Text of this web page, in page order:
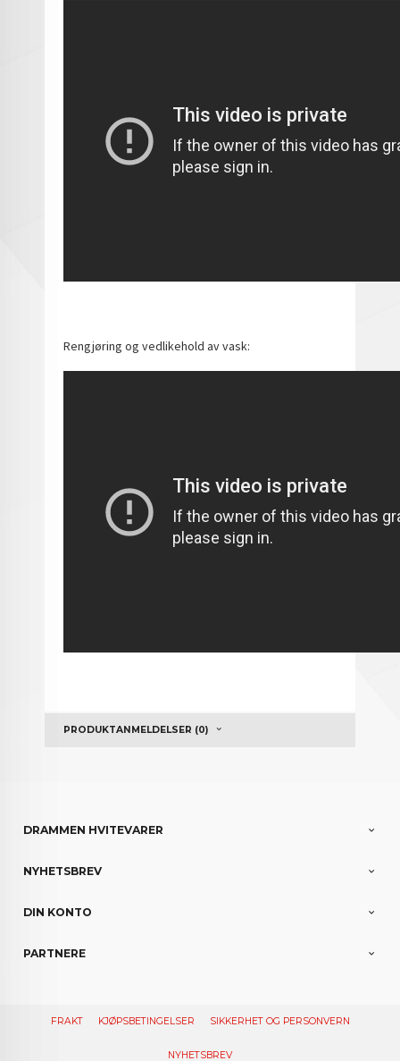
Rengjøring og vedlikehold av vask:
PRODUKTANMELDELSER (0)
DRAMMEN HVITEVARER
NYHETSBREV
DIN KONTO
PARTNERE
FRAKT KJØPSBETINGELSER SIKKERHET OG PERSONVERN
NYHETSBREV